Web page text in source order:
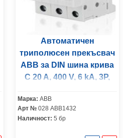
Автоматичен
триполюсен прекъсвач
ABB за DIN шина крива
C 20 A, 400 V, 6 kA, 3P,
Марка: ABB
Арт № 028 ABB1432
Наличност: 5 бр